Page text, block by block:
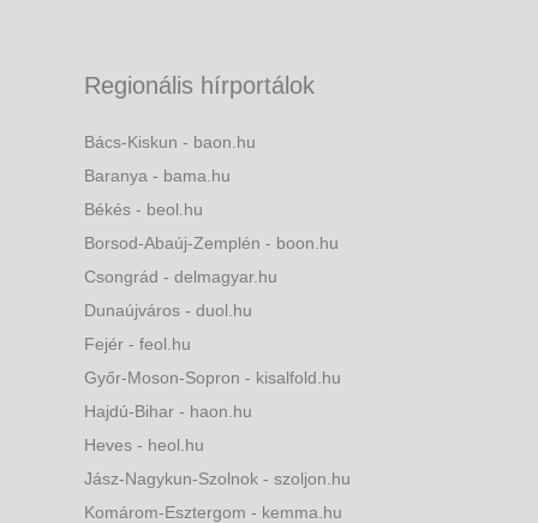
Regionális hírportálok
Bács-Kiskun - baon.hu
Baranya - bama.hu
Békés - beol.hu
Borsod-Abaúj-Zemplén - boon.hu
Csongrád - delmagyar.hu
Dunaújváros - duol.hu
Fejér - feol.hu
Győr-Moson-Sopron - kisalfold.hu
Hajdú-Bihar - haon.hu
Heves - heol.hu
Jász-Nagykun-Szolnok - szoljon.hu
Komárom-Esztergom - kemma.hu